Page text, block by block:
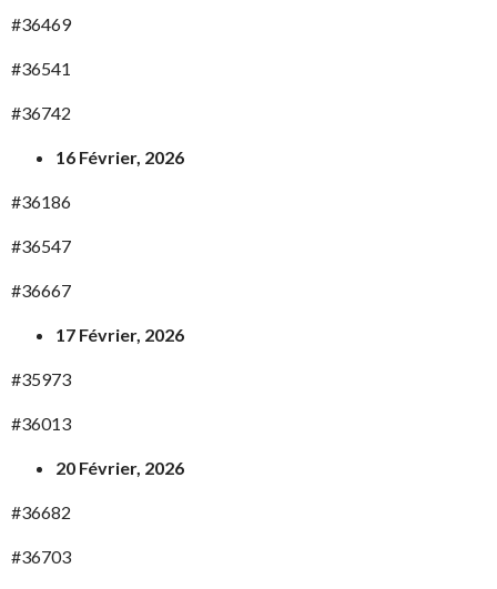
#36469
#36541
#36742
16 Février, 2026
#36186
#36547
#36667
17 Février, 2026
#35973
#36013
20 Février, 2026
#36682
#36703